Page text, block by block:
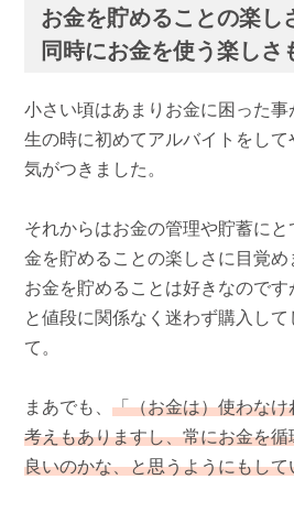
お金を貯めることの楽し
同時にお金を使う楽しさ
小さい頃はあまりお金に困った
生の時に初めてアルバイトをし
気がつきました。
それからはお金の管理や貯蓄に
金を貯めることの楽しさに目覚め
お金を貯めることは好きなので
と値段に関係なく迷わず購入し
て。
まあでも、「（お金は）使わな
考えもありますし、常にお金を
良いのかな、と思うようにもして